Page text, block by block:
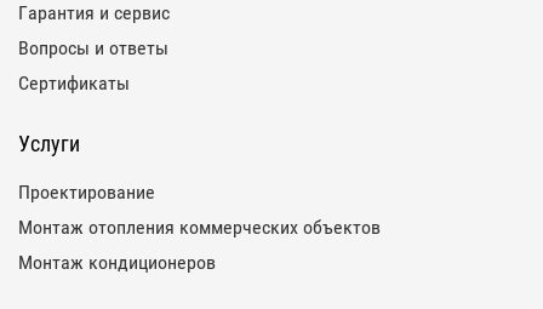
Гарантия и сервис
Вопросы и ответы
Сертификаты
Услуги
Проектирование
Монтаж отопления коммерческих объектов
Монтаж кондиционеров